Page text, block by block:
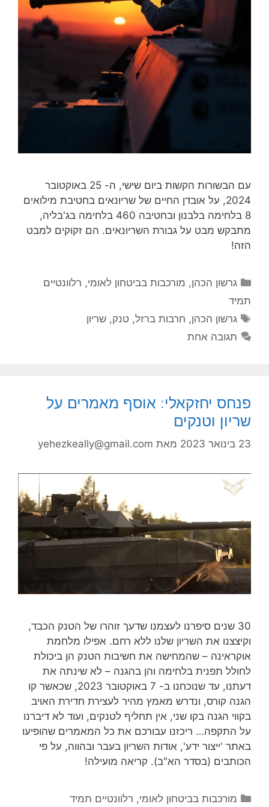
עם הבשורות הקשות ביום שישי, ה- 25 באוקטובר
2024, על אובדן החיים של שריונאים בחטיבת מילואים
8 בלחימה בלבנון ובחטיבה 460 בלחימה בג'בליה,
מתבקש מבט על גבורת השריונאים. הם זקוקים למבט
הזה!
קטגוריות
גרשון הכהן, מורכבות בביטחון לאומי, רלוונטיים
תמיד
תגיות
גרשון הכהן, חרבות ברזל,טנק,שריון
תגובה אחת
פנחס יחזקאלי: אוסף מאמרים על
שריון וטנקים
23 בינואר 2023 מאת yehezkeally@gmail.com
30 שנים סיפרנו לעצמנו שדעך זוהרו של הטנק הכבד,
וקיצצנו את השריון שלנו ללא רחם. אפילו מלחמת
אוקראינה – שהמחישה את חשיבות הטנק הן ביכולת
לחולל תפנית בלחימה והן בהגנה – לא שינתה את
דעתנו, עד שנוכחנו ב- 7 באוקטובר 2023, שכאשר קו
הגנה קורס, ונדרש מאמץ מהיר לעצירת חדירת האויב
בקווי הגנה בקו שני, אין תחליף לטנקים, ועוד לא דיברנו
על התקפה… ריכזנו עבורכם את כל המאמרים שהופיעו
באתר 'ייצור ידע', אודות השריון בעבר ובהווה, על פי
הכותבים (בסדר הא"ב). קריאה מועילה!
קטגוריות
מורכבות בביטחון לאומי, רלוונטיים תמיד